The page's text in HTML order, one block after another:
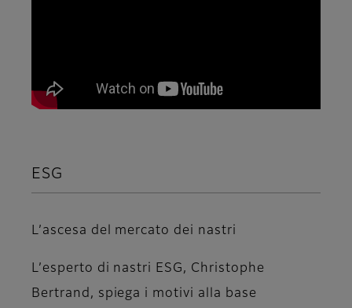
ESG
L’ascesa del mercato dei nastri
L’esperto di nastri ESG, Christophe
Bertrand, spiega i motivi alla base